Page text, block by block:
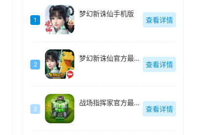
1
梦幻新诛仙手机版
查看详情
2
梦幻新诛仙官方最新版
查看详情
3
战场指挥家官方最新版
查看详情